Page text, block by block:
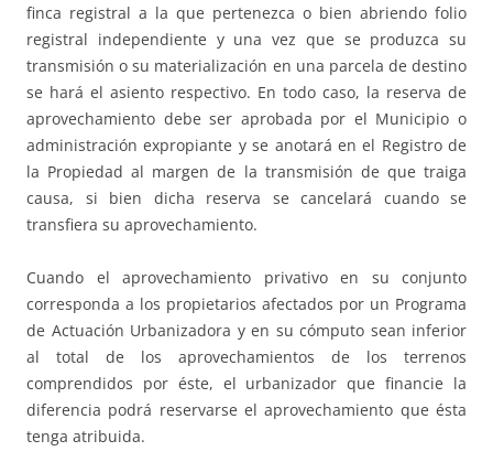
finca registral a la que pertenezca o bien abriendo folio
registral independiente y una vez que se produzca su
transmisión o su materialización en una parcela de destino
se hará el asiento respectivo. En todo caso, la reserva de
aprovechamiento debe ser aprobada por el Municipio o
administración expropiante y se anotará en el Registro de
la Propiedad al margen de la transmisión de que traiga
causa, si bien dicha reserva se cancelará cuando se
transfiera su aprovechamiento.
Cuando el aprovechamiento privativo en su conjunto
corresponda a los propietarios afectados por un Programa
de Actuación Urbanizadora y en su cómputo sean inferior
al total de los aprovechamientos de los terrenos
comprendidos por éste, el urbanizador que financie la
diferencia podrá reservarse el aprovechamiento que ésta
tenga atribuida.